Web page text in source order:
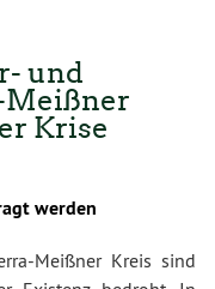
und
Krise
werden
Meißner Kreis sind